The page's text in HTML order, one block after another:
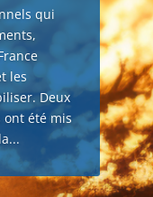
qui
les
Deux
été mis